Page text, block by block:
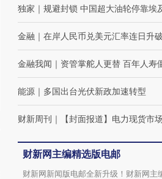
独家 ｜ 规避封锁 中国超大油轮停靠埃
金融 ｜ 在岸人民币兑美元汇率连日升
金融我闻 ｜ 资管掌舵人更替 百年人寿
能源 ｜ 多国出台光伏新政加速转型
财新周刊 ｜ 【封面报道】电力现货市
财新网主编精选版电邮
财新网新闻版电邮全新升级！财新网主